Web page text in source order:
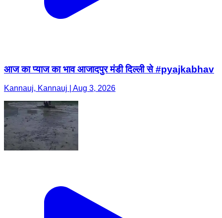
आज का प्याज का भाव आजादपुर मंडी दिल्ली से #pyajkabhav
Kannauj, Kannauj | Aug 3, 2026